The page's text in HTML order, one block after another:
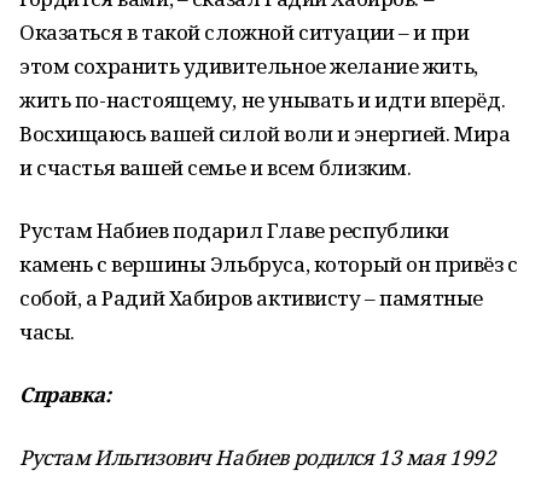
Оказаться в такой сложной ситуации – и при
этом сохранить удивительное желание жить,
жить по-настоящему, не унывать и идти вперёд.
Восхищаюсь вашей силой воли и энергией. Мира
и счастья вашей семье и всем близким.
Рустам Набиев подарил Главе республики
камень с вершины Эльбруса, который он привёз с
собой, а Радий Хабиров активисту – памятные
часы.
Справка:
Рустам Ильгизович Набиев родился 13 мая 1992